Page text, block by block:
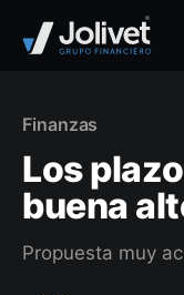
Finanzas
Los
buena
Propuesta muy